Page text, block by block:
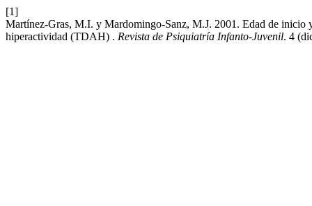
[1]
Martínez-Gras, M.I. y Mardomingo-Sanz, M.J. 2001. Edad de inicio
hiperac­tividad (TDAH) . Revista de Psiquiatría Infanto-Juvenil. 4